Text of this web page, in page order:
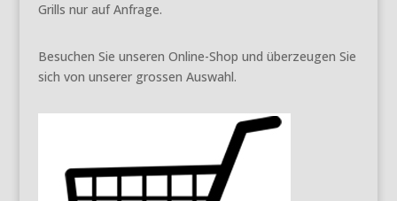
Grills nur auf Anfrage.
Besuchen Sie unseren Online-Shop und überzeugen Sie
sich von unserer grossen Auswahl.